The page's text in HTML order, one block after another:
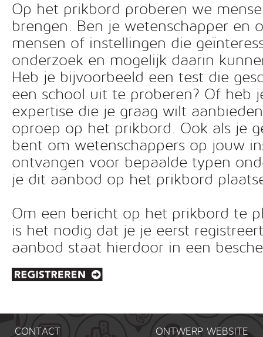
Op het prikbord proberen we
brengen. Ben je wetenschapper en
mensen of instellingen die
onderzoek en mogelijk daarin
Heb je bijvoorbeeld een test die
een school uit te proberen? Of heb
expertise die je graag wilt
oproep op het prikbord. Ook als je
bent om wetenschappers op jouw
ontvangen voor bepaalde typen
je dit aanbod op het prikbord
Om een bericht op het prikbord te
is het nodig dat je je eerst
aanbod staat hierdoor in een
CONTACT ONTWERP WEBSITE